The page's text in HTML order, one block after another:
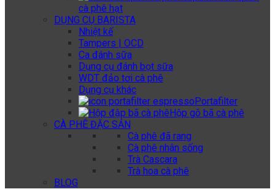
cà phê hạt
DỤNG CỤ BARISTA
Nhiệt kế
Tampers | OCD
Ca đánh sữa
Dụng cụ đánh bọt sữa
WDT đảo tơi cà phê
Dụng cụ khác
Portafilter
Hộp gõ bã cà phê
CÀ PHÊ ĐẶC SẢN
Cà phê đã rang
Cà phê nhân sống
Trà Cascara
Trà hoa cà phê
BLOG